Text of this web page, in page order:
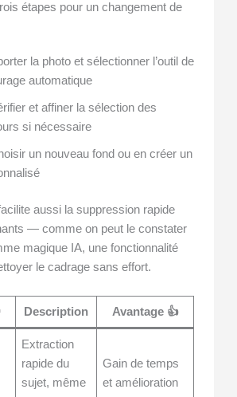
étapes pour un changement de
la photo et sélectionner l’outil de
automatique
et affiner la sélection des
si nécessaire
un nouveau fond ou en créer un
aussi la suppression rapide
— comme on peut le constater
magique IA, une fonctionnalité
le cadrage sans effort.
Description Avantage 👍
Extraction
rapide du
sujet, même
Gain de temps
et amélioration